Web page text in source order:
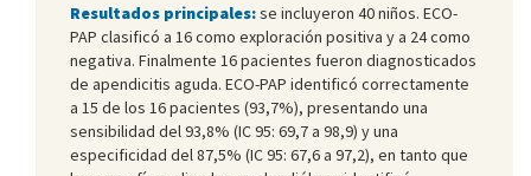
Resultados principales:se incluyeron 40 niños. ECO-
PAP clasificó a 16 como exploración positiva y a 24 como
negativa. Finalmente 16 pacientes fueron diagnosticados
de apendicitis aguda. ECO-PAP identificó correctamente
a 15 de los 16 pacientes (93,7%), presentando una
sensibilidad del 93,8% (IC 95: 69,7 a 98,9) y una
especificidad del 87,5% (IC 95: 67,6 a 97,2), en tanto que